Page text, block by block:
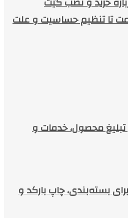
تا تنظیم حساسیت و علت
محصول، خدمات و
بسته‌بندی، چاپ بارکد و